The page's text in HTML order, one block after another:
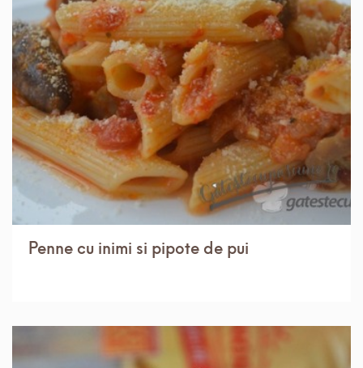
IN 1 ORA. MEDIU 4 PORTII
Penne cu inimi si pipote de pui